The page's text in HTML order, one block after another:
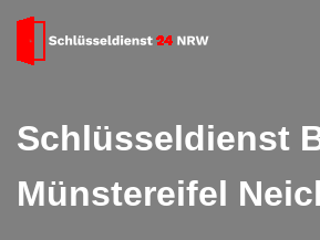
Schlüsseldienst
Münstereifel